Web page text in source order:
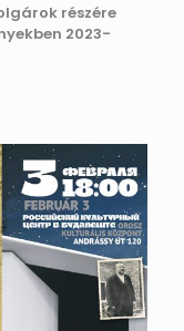
részére
2023-